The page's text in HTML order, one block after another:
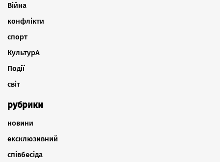
Війна
конфлікти
спорт
КультурА
Події
світ
рубрики
новини
ексклюзивний
співбесіда